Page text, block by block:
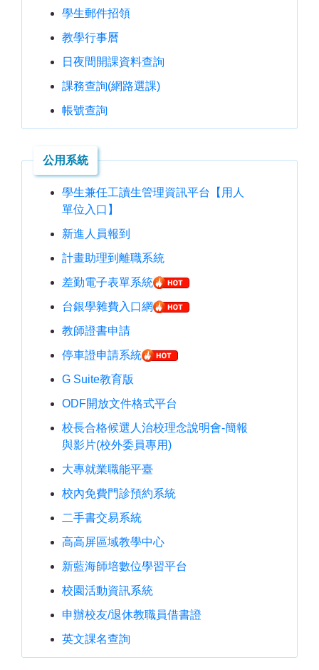
學生郵件招領
教學行事曆
日夜間開課資料查詢
課務查詢(網路選課)
帳號查詢
公用系統
學生兼任工讀生管理資訊平台【用人
單位入口】
新進人員報到
計畫助理到離職系統
差勤電子表單系統
台銀學雜費入口網
教師證書申請
停車證申請系統
G Suite教育版
ODF開放文件格式平台
校長合格候選人治校理念說明會-簡報
與影片(校外委員專用)
大專就業職能平臺
校內免費門診預約系統
二手書交易系統
高高屏區域教學中心
新藍海師培數位學習平台
校園活動資訊系統
申辦校友/退休教職員借書證
英文課名查詢